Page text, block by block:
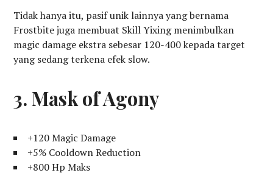
Tidak hanya itu, pasif unik lainnya yang bernama
Frostbite juga membuat Skill Yixing menimbulkan
magic damage ekstra sebesar 120-400 kepada target
yang sedang terkena efek slow.
3. Mask of Agony
+120 Magic Damage
+5% Cooldown Reduction
+800 Hp Maks